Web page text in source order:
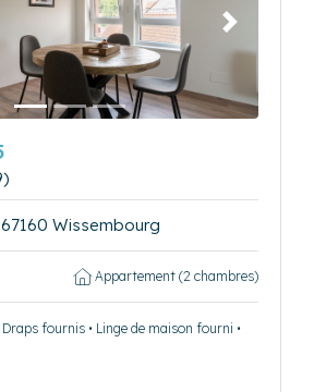
Suivant
Wissembourg
Appartement (2 chambres)
fournis • Linge de maison fourni •